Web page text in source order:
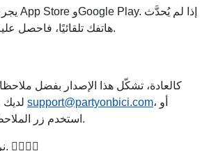
هاتفك تلقائيًا، فاحصل عليه اليوم من متجرك.
كالعادة، تشكّل هذا الإصدار بفضل
support@partyonbici.com، أو
استخدم زر الملاحظات داخل التطبيق.
نراكم على الخريطة. 🚴‍♀️🚴‍♂️